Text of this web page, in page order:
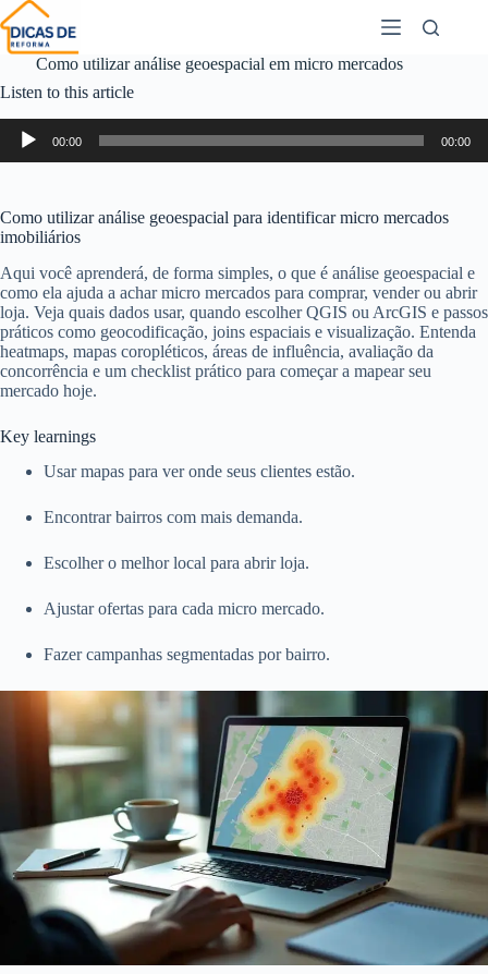
Como utilizar análise geoespacial em micro mercados
Listen to this article
Audio
Player
00:00 00:00
Como utilizar análise geoespacial para identificar micro mercados
imobiliários
Aqui você aprenderá, de forma simples, o que é análise geoespacial e
como ela ajuda a achar micro mercados para comprar, vender ou abrir
loja. Veja quais dados usar, quando escolher QGIS ou ArcGIS e passos
práticos como geocodificação, joins espaciais e visualização. Entenda
heatmaps, mapas coropléticos, áreas de influência, avaliação da
concorrência e um checklist prático para começar a mapear seu
mercado hoje.
Key learnings
Usar mapas para ver onde seus clientes estão.
Encontrar bairros com mais demanda.
Escolher o melhor local para abrir loja.
Ajustar ofertas para cada micro mercado.
Fazer campanhas segmentadas por bairro.